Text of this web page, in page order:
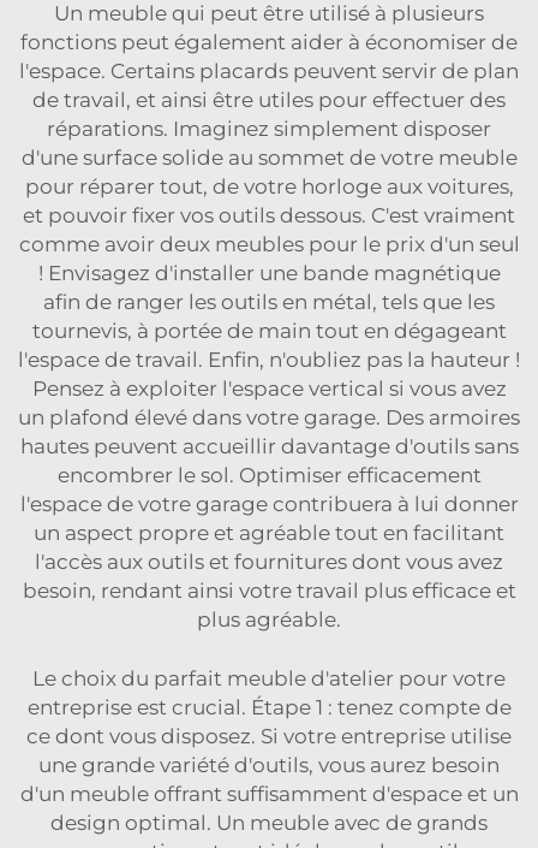
Un meuble qui peut être utilisé à plusieurs
fonctions peut également aider à économiser de
l'espace. Certains placards peuvent servir de plan
de travail, et ainsi être utiles pour effectuer des
réparations. Imaginez simplement disposer
d'une surface solide au sommet de votre meuble
pour réparer tout, de votre horloge aux voitures,
et pouvoir fixer vos outils dessous. C'est vraiment
comme avoir deux meubles pour le prix d'un seul
! Envisagez d'installer une bande magnétique
afin de ranger les outils en métal, tels que les
tournevis, à portée de main tout en dégageant
l'espace de travail. Enfin, n'oubliez pas la hauteur !
Pensez à exploiter l'espace vertical si vous avez
un plafond élevé dans votre garage. Des armoires
hautes peuvent accueillir davantage d'outils sans
encombrer le sol. Optimiser efficacement
l'espace de votre garage contribuera à lui donner
un aspect propre et agréable tout en facilitant
l'accès aux outils et fournitures dont vous avez
besoin, rendant ainsi votre travail plus efficace et
plus agréable.
Le choix du parfait meuble d'atelier pour votre
entreprise est crucial. Étape 1 : tenez compte de
ce dont vous disposez. Si votre entreprise utilise
une grande variété d'outils, vous aurez besoin
d'un meuble offrant suffisamment d'espace et un
design optimal. Un meuble avec de grands